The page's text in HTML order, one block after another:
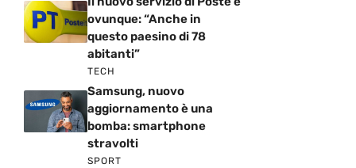
ovunque: “Anche in
questo paesino di 78
abitanti”
TECH
Samsung, nuovo
aggiornamento è una
bomba: smartphone
stravolti
SPORT